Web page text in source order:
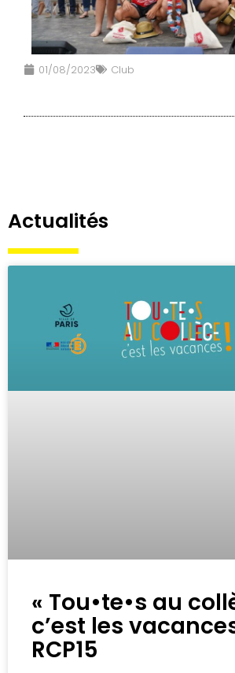
01/08/2023 Club
Actualités
« Tou•te•s au
c’est les
RCP15